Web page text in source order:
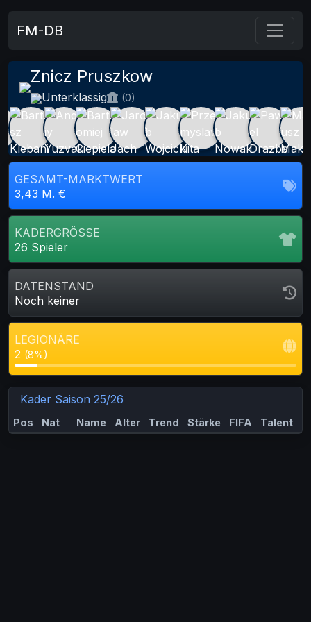
FM-DB
Znicz Pruszkow
Unterklassig (0)
GESAMT-MARKTWERT
3,43 M. €
KADERGRÖSSE
26 Spieler
DATENSTAND
Noch keiner
LEGIONÄRE
2 (8%)
Kader Saison 25/26
Pos Nat Name Alter Trend Stärke FIFA Talent